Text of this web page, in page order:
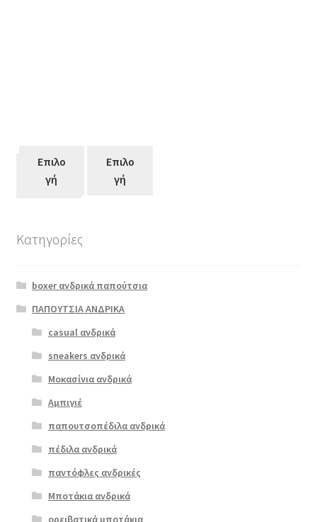
Επιλο
γή
Επιλο
γή
Επιλο
γή
boxer 56649
λευκό
ΠΡΟΣΦΟΡΆ!
69.00
Original
price
€69.00.
€ 50.00Η
τρέχουσα
είναι:
€50.00.
προϊόν
έχει
πολλαπλές
επιλογές
μπορούν
επιλεγούν
στη
σελίδα
προϊόντος
Κατηγορίες
boxer ανδρικά παπούτσια
ΠΑΠΟΥΤΣΙΑ ΑΝΔΡΙΚΑ
casual ανδρικά
sneakers ανδρικά
Μοκασίνια ανδρικά
Αμπιγιέ
παπουτσοπέδιλα ανδρικά
πέδιλα ανδρικά
παντόφλες ανδρικές
Μποτάκια ανδρικά
ορειβατικά μποτάκια